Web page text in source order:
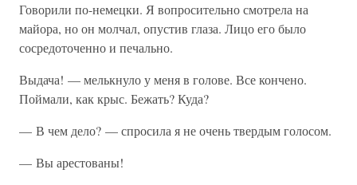
Говорили по-немецки. Я вопросительно смотрела на
майора, но он молчал, опустив глаза. Лицо его было
сосредоточенно и печально.
Выдача! — мелькнуло у меня в голове. Все кончено.
Поймали, как крыс. Бежать? Куда?
— В чем дело? — спросила я не очень твердым голосом.
— Вы арестованы!